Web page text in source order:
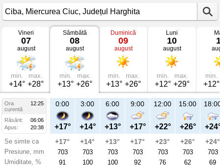
Vremea
Ciba
mâine
Miercurea
Ciuc,
Județul
Harghita
Vineri
07
august
min.
+14°
max.
+28°
Sâmbătă
08
august
min.
+13°
max.
+26°
Duminică
09
august
min.
+13°
max.
+26°
Luni
10
august
min.
+12°
max.
+29°
min.
+12°
Ora
12:25
curentă
Răsărit:
06:06
Apus:
20:38
Se simte ca
Presiune, mm
Umiditate, %
21:00
+22°
+22°
703
78
Sâ
aug
0:00
+17°
+17°
703
91
3:00
+14°
+14°
703
100
6:00
+13°
+13°
703
100
9:00
+17°
+17°
703
92
12:00
+22°
+23°
703
76
15:00
+26°
+26°
703
62
+24°
703
69